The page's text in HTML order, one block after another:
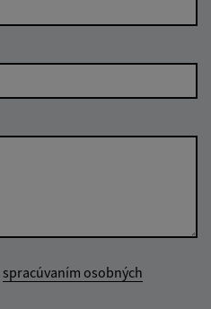
spracúvaním osobných